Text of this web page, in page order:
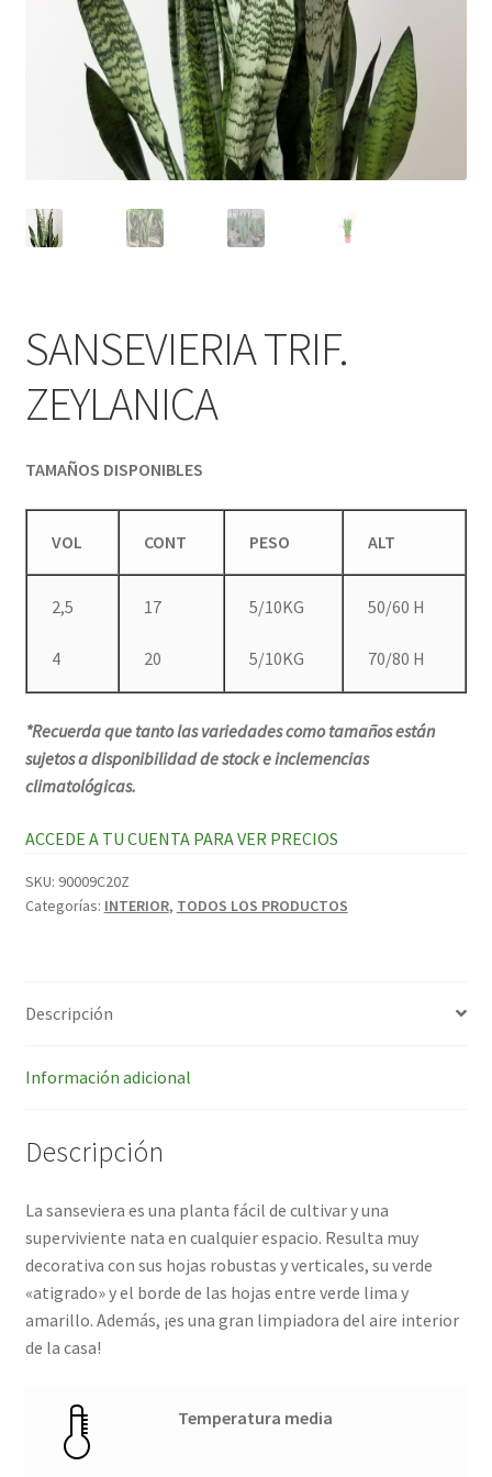
SANSEVIERIA TRIF.
ZEYLANICA
TAMAÑOS DISPONIBLES
VOL CONT PESO ALT
2,5
4
17
20
5/10KG
5/10KG
50/60 H
70/80 H
*Recuerda que tanto las variedades como tamaños están
sujetos a disponibilidad de stock e inclemencias
climatológicas.
ACCEDE A TU CUENTA PARA VER PRECIOS
SKU: 90009C20Z
Categorías: INTERIOR, TODOS LOS PRODUCTOS
Descripción
Información adicional
Descripción
La sanseviera es una planta fácil de cultivar y una
superviviente nata en cualquier espacio. Resulta muy
decorativa con sus hojas robustas y verticales, su verde
«atigrado» y el borde de las hojas entre verde lima y
amarillo. Además, ¡es una gran limpiadora del aire interior
de la casa!
Temperatura media